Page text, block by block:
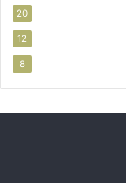
20
12
8